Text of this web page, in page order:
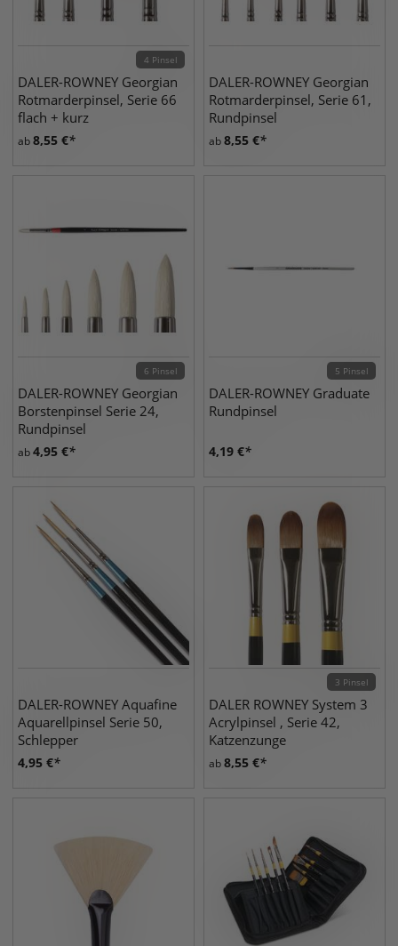
4 Pinsel
DALER-ROWNEY Georgian
Rotmarderpinsel, Serie 66
flach + kurz
ab8,55 €
DALER-ROWNEY Georgian
Rotmarderpinsel, Serie 61,
Rundpinsel
ab8,55 €
6 Pinsel
DALER-ROWNEY Georgian
Borstenpinsel Serie 24,
Rundpinsel
ab4,95 €
5 Pinsel
DALER-ROWNEY Graduate
Rundpinsel
4,19 €
DALER-ROWNEY Aquafine
Aquarellpinsel Serie 50,
Schlepper
4,95 €
3 Pinsel
DALER ROWNEY System 3
Acrylpinsel , Serie 42,
Katzenzunge
ab8,55 €